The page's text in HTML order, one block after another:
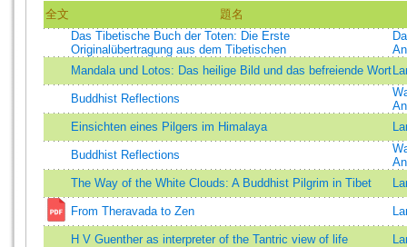
全文
題名
Das Tibetische Buch der Toten: Die Erste
Originalübertragung aus dem Tibetischen
Mandala und Lotos: Das heilige Bild und das befreiende Wort
Buddhist Reflections
Einsichten eines Pilgers im Himalaya
Buddhist Reflections
The Way of the White Clouds: A Buddhist Pilgrim in Tibet
From Theravada to Zen
H V Guenther as interpreter of the Tantric view of life